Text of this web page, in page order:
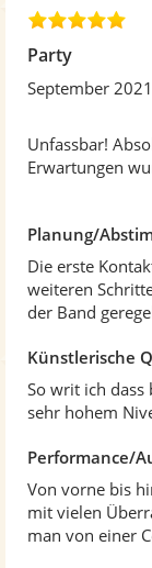
5
v
n
e
n
e
n
Party
September 2021
Unfassbar!
Erwartungen
Planung/
Die erste
weiteren
der Band
Künstlerische
So writ ich
sehr hohem
Performance/
Von vorne bis
mit vielen
man von einer